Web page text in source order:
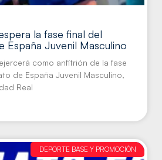
la fase final del
España Juvenil Masculino
como anfitrión de la fase
de España Juvenil Masculino,
Real
DEPORTE BASE Y PROMOCIÓN